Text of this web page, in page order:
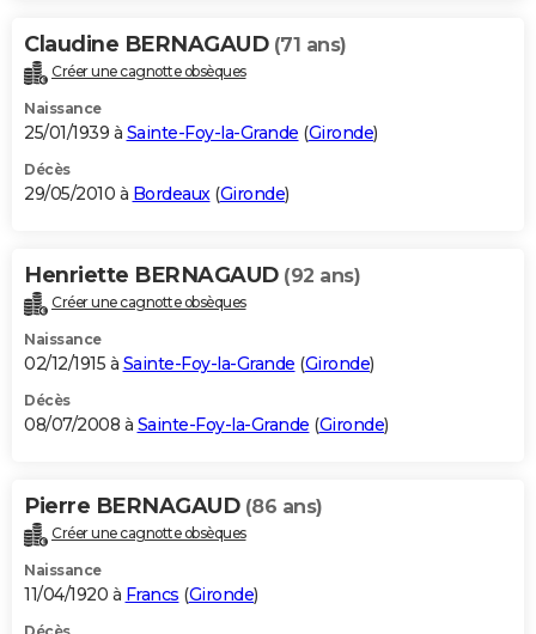
Claudine BERNAGAUD (71 ans)
Créer une cagnotte obsèques
Naissance
25/01/1939 à Sainte-Foy-la-Grande (Gironde)
Décès
29/05/2010 à Bordeaux(Gironde)
Henriette BERNAGAUD (92 ans)
Créer une cagnotte obsèques
Naissance
02/12/1915 à Sainte-Foy-la-Grande (Gironde)
Décès
08/07/2008 à Sainte-Foy-la-Grande (Gironde)
Pierre BERNAGAUD (86 ans)
Créer une cagnotte obsèques
Naissance
11/04/1920 à Francs (Gironde)